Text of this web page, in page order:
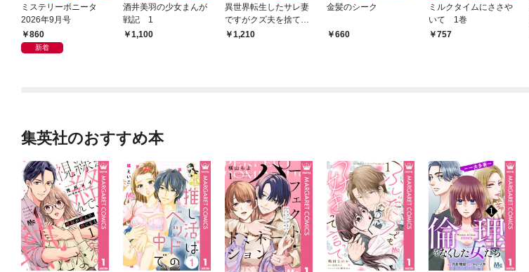
ミステリーボニータ
2026年9月号
860
新着
酒井美羽の少女まんが
戦記 1
1,100
異世界転生したサレ妻
ですがクズ夫を捨てて
幸せを掴むことにしま
1,210
金髪のシーク
660
ミルクタイムにささや
いて 1巻
757
集英社のおすすめ本